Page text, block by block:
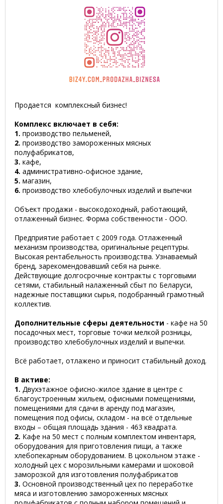
Продается комплексный бизнес!
Комплекс включает в себя:
1. производство пельменей,
2. производство замороженных мясных
полуфабрикатов,
3. кафе,
4. административно-офисное здание,
5. магазин,
6. производство хлебобулочных изделий и выпечки
Объект продажи - высокодоходный, работающий,
отлаженный бизнес. Форма собственности - ООО.
Предприятие работает с 2009 года. Отлаженный
механизм производства, оригинальные рецептуры.
Высокая рентабельность производства. Узнаваемый
бренд, зарекомендовавший себя на рынке.
Действующие долгосрочные контракты с торговыми
сетями, стабильный налаженный сбыт по Беларуси,
надежные поставщики сырья, подобранный грамотный
коллектив.
Дополнительные сферы деятельности - кафе на 50
посадочных мест, торговые точки мелкой розницы,
производство хлебобулочных изделий и выпечки.
Всё работает, отлажено и приносит стабильный доход.
В активе:
1. Двухэтажное офисно-жилое здание в центре с
благоустроенным жильем, офисными помещениями,
помещениями для сдачи в аренду под магазин,
помещения под офисы, складом - на всё отдельные
входы – общая площадь здания - 463 квадрата.
2. Кафе на 50 мест с полным комплектом инвентаря,
оборудования для приготовления пищи, а также
хлебопекарным оборудованием. В цокольном этаже -
холодный цех с морозильными камерами и шоковой
заморозкой для изготовления полуфабрикатов
3. Основной производственный цех по переработке
мяса и изготовлению замороженных мясных